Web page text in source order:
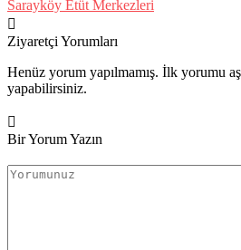
Sarayköy Etüt Merkezleri
Ziyaretçi Yorumları
Henüz yorum yapılmamış. İlk yorumu
yapabilirsiniz.
Bir Yorum Yazın